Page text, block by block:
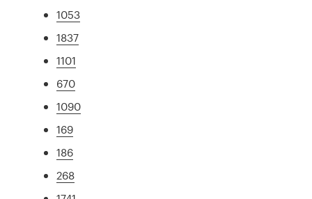
1053
1837
1101
670
1090
169
186
268